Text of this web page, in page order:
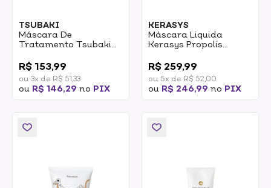
TSUBAKI
Máscara De
Tratamento Tsubaki
Repair 160g
R$ 153,99
ou 3x de R$ 51,33
ou R$ 146,29 no PIX
KERASYS
Máscara Liquida
Kerasys Propolis
Repair Treatment
200ml
R$ 259,99
ou 5x de R$ 52,00
ou R$ 246,99 no PIX